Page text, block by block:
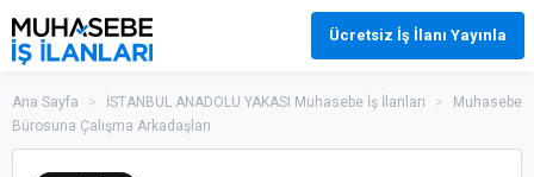
Ücretsiz İş İlanı Yayınla
Ana Sayfa > İSTANBUL ANADOLU YAKASI Muhasebe İş İlanları >
Muhasebe
Bürosuna Çalışma Arkadaşları